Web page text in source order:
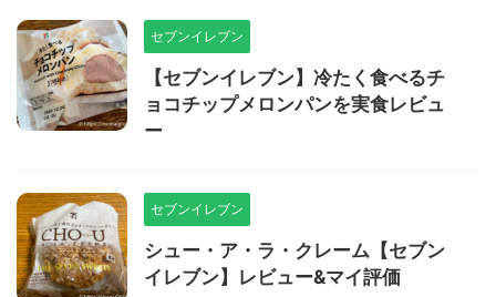
セブンイレブン
【セブンイレブン】冷たく食べるチ
ョコチップメロンパンを実食レビュ
ー
セブンイレブン
シュー・ア・ラ・クレーム【セブン
イレブン】レビュー&マイ評価